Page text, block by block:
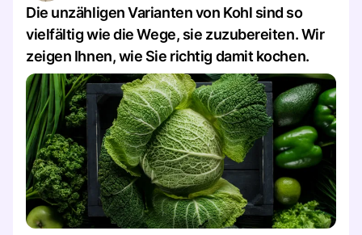
Die unzähligen Varianten von Kohl sind so
vielfältig wie die Wege, sie zuzubereiten. Wir
zeigen Ihnen, wie Sie richtig damit kochen.